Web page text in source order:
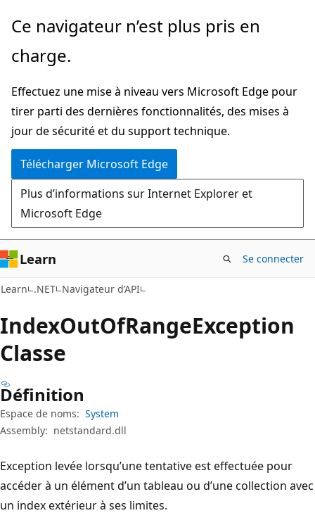
Passer
directement
au
principal
Passer
la
dans
la
page
Ce navigateur n’est plus pris en
charge.
Effectuez une mise à niveau vers Microsoft Edge pour
tirer parti des dernières fonctionnalités, des mises à
jour de sécurité et du support technique.
Télécharger Microsoft Edge
Plus d’informations sur Internet Explorer et
Microsoft Edge
Learn Se connecter
Learn .NET Navigateur d’API
IndexOutOfRangeException
Classe
Définition
Espace de noms: System
Assembly: netstandard.dll
Exception levée lorsqu’une tentative est effectuée pour
accéder à un élément d’un tableau ou d’une collection avec
un index extérieur à ses limites.